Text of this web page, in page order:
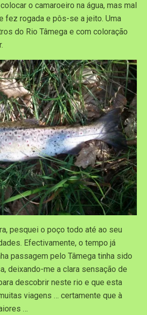
o camaroeiro na água, mas mal
fez rogada e pôs-se a jeito. Uma
do Rio Tâmega e com coloração
pesquei o poço todo até ao seu
Efectivamente, o tempo já
passagem pelo Tâmega tinha sido
deixando-me a clara sensação de
descobrir neste rio e que esta
viagens … certamente que à
…